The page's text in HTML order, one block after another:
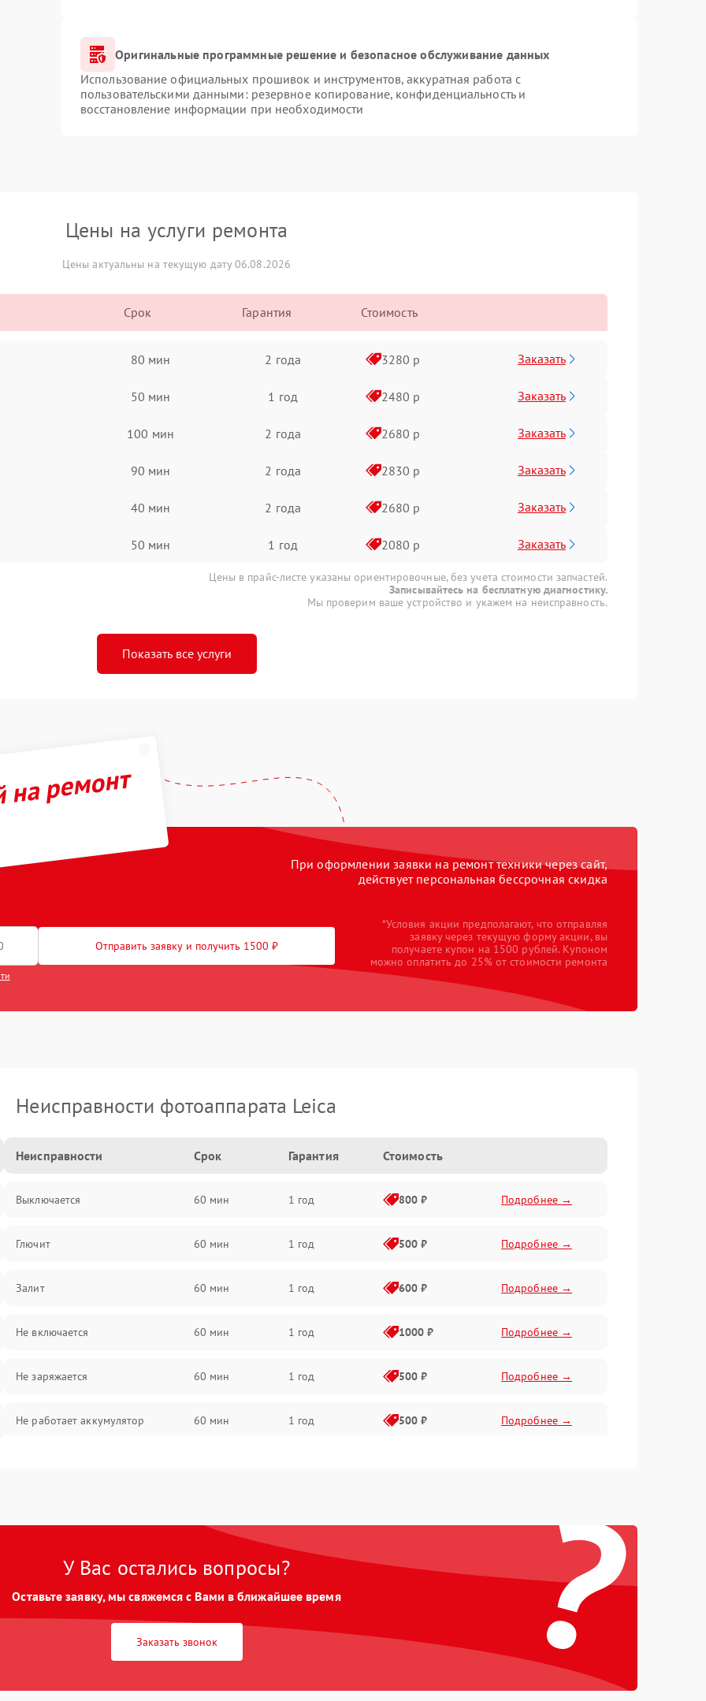
Оригинальные программные решение и безопасное обслуживание данных
Использование официальных прошивок и инструментов, аккуратная работа с
пользовательскими данными: резервное копирование, конфиденциальность и
восстановление информации при необходимости
Цены на услуги ремонта
Цены актуальны на текущую дату 06.08.2026
Срок Гарантия Стоимость
80 мин 2 года 3280 р Заказать
50 мин 1 год 2480 р Заказать
100 мин 2 года 2680 р Заказать
90 мин 2 года 2830 р Заказать
40 мин 2 года 2680 р Заказать
50 мин 1 год 2080 р Заказать
Цены в прайс-листе указаны ориентировочные, без учета стоимости запчастей.
Записывайтесь на бесплатную диагностику.
Мы проверим ваше устройство и укажем на неисправность.
Показать все услуги
ремонт
При оформлении заявки на ремонт техники через сайт,
действует персональная бессрочная скидка
Отправить заявку и получить 1500 ₽
*Условия акции предполагают, что отправляя
заявку через текущую форму акции, вы
получаете купон на 1500 рублей. Купоном
можно оплатить до 25% от стоимости ремонта
Неисправности фотоаппарата Leica
Неисправности Срок Гарантия Стоимость
Выключается 60 мин 1 год 800 ₽ Подробнее →
Глючит 60 мин 1 год 500 ₽ Подробнее →
Залит 60 мин 1 год 600 ₽ Подробнее →
Не включается 60 мин 1 год 1000 ₽ Подробнее →
Не заряжается 60 мин 1 год 500 ₽ Подробнее →
Не работает аккумулятор 60 мин 1 год 500 ₽ Подробнее →
?
У Вас остались вопросы?
Оставьте заявку, мы свяжемся с Вами в ближайшее время
Заказать звонок